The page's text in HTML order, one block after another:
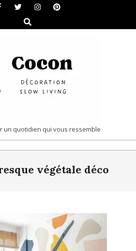
Search
un quotidien qui vous ressemble
végétale déco